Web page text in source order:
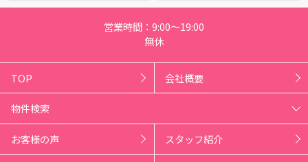
営業時間：9:00～19:00
無休
TOP 会社概要
物件検索
お客様の声 スタッフ紹介